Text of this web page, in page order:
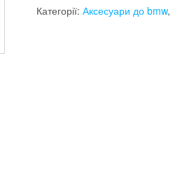
Категорії: Аксесуари до bmw,